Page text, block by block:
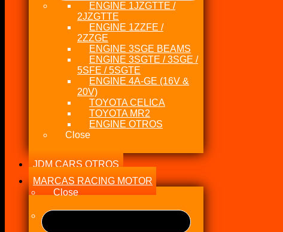
ENGINE 1JZGTTE /
2JZGTTE
ENGINE 1ZZFE /
2ZZGE
ENGINE 3SGE BEAMS
ENGINE 3SGTE / 3SGE /
5SFE / 5SGTE
ENGINE 4A-GE (16V &
20V)
TOYOTA CELICA
TOYOTA MR2
ENGINE OTROS
Close
JDM CARS OTROS
MARCAS RACING MOTOR
Close